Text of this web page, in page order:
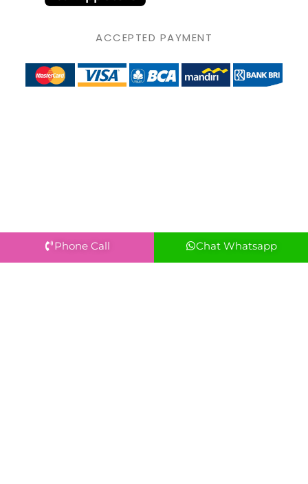
ACCEPTED PAYMENT
Phone Call Chat Whatsapp